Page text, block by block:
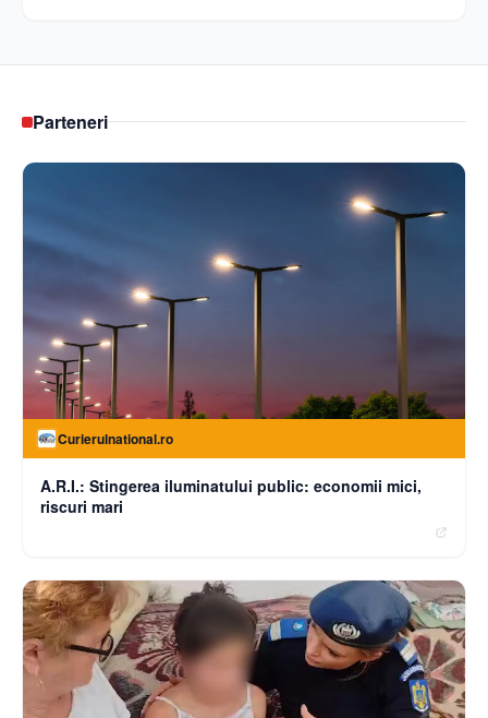
Parteneri
Curierulnational.ro
A.R.I.: Stingerea iluminatului public: economii mici,
riscuri mari